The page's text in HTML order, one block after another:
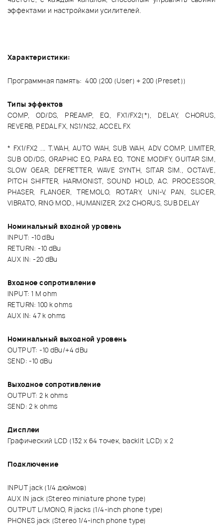
эффектами и настройками усилителей.
Характеристики:
Программная память: 400 (200 (User) + 200 (Preset))
Типы эффектов
COMP, OD/DS, PREAMP, EQ, FX1/FX2(*), DELAY, CHORUS,
REVERB, PEDAL FX, NS1/NS2, ACCEL FX
* FX1/FX2 ... T.WAH, AUTO WAH, SUB WAH, ADV. COMP, LIMITER,
SUB OD/DS, GRAPHIC EQ, PARA EQ, TONE MODIFY, GUITAR SIM,
SLOW GEAR, DEFRETTER, WAVE SYNTH, SITAR SIM., OCTAVE,
PITCH SHIFTER, HARMONIST, SOUND HOLD, AC. PROCESSOR,
PHASER, FLANGER, TREMOLO, ROTARY, UNI-V, PAN, SLICER,
VIBRATO, RING MOD., HUMANIZER, 2X2 CHORUS, SUB DELAY
Номинальный входной уровень
INPUT: -10 dBu
RETURN: -10 dBu
AUX IN: -20 dBu
Входное сопротивление
INPUT: 1 M ohm
RETURN: 100 k ohms
AUX IN: 47 k ohms
Номинальный выходной уровень
OUTPUT: -10 dBu/+4 dBu
SEND: -10 dBu
Выходное сопротивление
OUTPUT: 2 k ohms
SEND: 2 k ohms
Дисплеи
Графический LCD (132 x 64 точек, backlit LCD) x 2
Подключение
INPUT jack (1/4 дюймов)
AUX IN jack (Stereo miniature phone type)
OUTPUT L/MONO, R jacks (1/4-inch phone type)
PHONES jack (Stereo 1/4-inch phone type)